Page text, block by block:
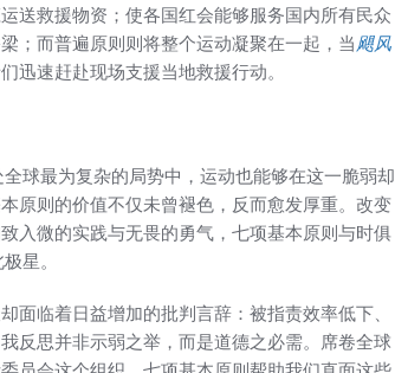
送救援物资；使各国红会能够服务国内所有民众
；而普遍原则则将整个运动凝聚在一起，当飓风
迅速赶赴现场支援当地救援行动。
球最为复杂的局势中，运动也能够在这一脆弱却
原则的价值不仅未曾褪色，反而愈发厚重。改变
入微的实践与无畏的勇气，七项基本原则与时俱
星。
面临着日益增加的批判言辞：被指责效率低下、
反思并非示弱之举，而是道德之必需。席卷全球